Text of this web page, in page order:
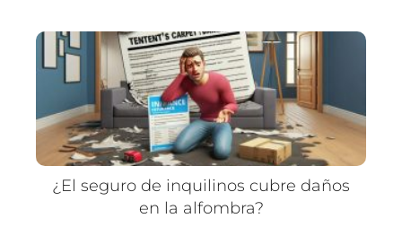
¿El seguro de inquilinos cubre daños
en la alfombra?